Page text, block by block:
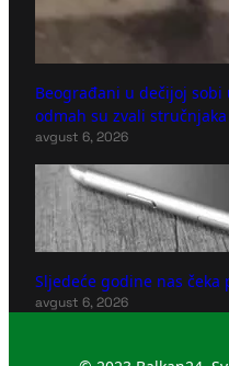
Beograđani u dečijoj
odmah su zvali stručnjaka
avgust 6, 2026
Sljedeće godine nas čeka
avgust 6, 2026